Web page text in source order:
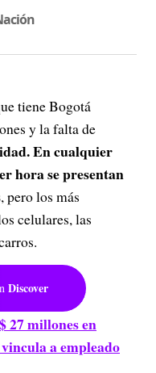
tiene Bogotá
y la falta de
En cualquier
hora se presentan
, pero los más
celulares, las
Discover
27 millones en
a empleado